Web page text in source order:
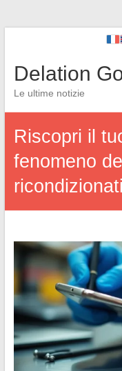
Delation
Le ultime notizie
Riscopri il
fenomeno
ricondizionati